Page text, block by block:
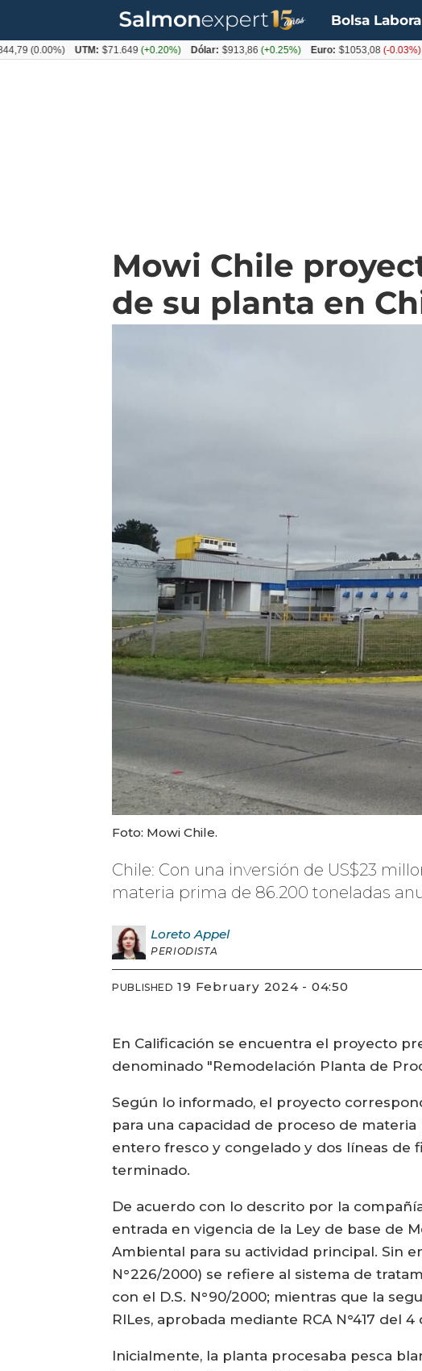
Bolsa
Mowi Chile
de su planta en
Foto: Mowi Chile.
Chile: Con una inversión de US$23
materia prima de 86.200 toneladas
Loreto Appel
PERIODISTA
PUBLISHED 19 February 2024 - 04:50
En Calificación se encuentra el proyecto
denominado "Remodelación Planta de
Según lo informado, el proyecto
para una capacidad de proceso de
entero fresco y congelado y dos líneas de
terminado.
De acuerdo con lo descrito por la
entrada en vigencia de la Ley de base de
Ambiental para su actividad principal. Sin
N°226/2000) se refiere al sistema de
con el D.S. N°90/2000; mientras que la
RILes, aprobada mediante RCA N°417 del 4
Inicialmente, la planta procesaba pesca
(0.00%) UTM: $71.649(+0.20%) Dólar: $913,86(+0.25%) Euro: $1053,08(-0.03%) IPC: